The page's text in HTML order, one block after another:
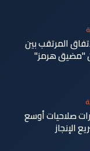
المرتقب بين
"مضيق هرمز"
صلاحيات أوسع
الإنجاز